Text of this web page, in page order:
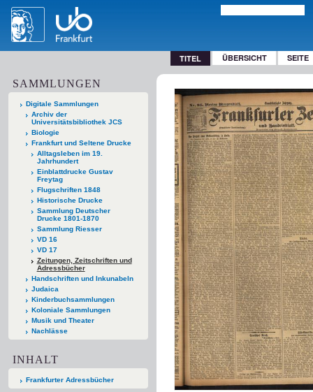
TITEL ÜBERSICHT SEITE
SAMMLUNGEN
Digitale Sammlungen
Archiv der
Universitätsbibliothek JCS
Biologie
Frankfurt und Seltene Drucke
Alltagsleben im 19.
Jahrhundert
Einblattdrucke Gustav
Freytag
Flugschriften 1848
Historische Drucke
Sammlung Deutscher
Drucke 1801-1870
Sammlung Riesser
VD 16
VD 17
Zeitungen, Zeitschriften und
Adressbücher
Handschriften und Inkunabeln
Judaica
Kinderbuchsammlungen
Koloniale Sammlungen
Musik und Theater
Nachlässe
INHALT
Frankfurter Adressbücher